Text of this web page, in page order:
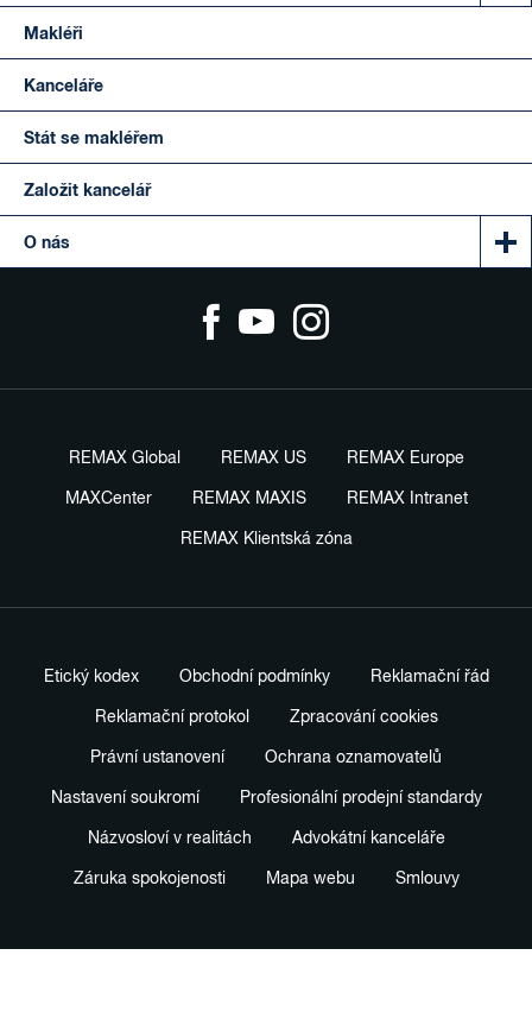
Makléři
Kanceláře
Stát se makléřem
Založit kancelář
O nás
REMAX Global REMAX US REMAX Europe
MAXCenter REMAX MAXIS REMAX Intranet
REMAX Klientská zóna
Etický kodex Obchodní podmínky Reklamační řád
Reklamační protokol Zpracování cookies
Právní ustanovení Ochrana oznamovatelů
Nastavení soukromí Profesionální prodejní standardy
Názvosloví v realitách Advokátní kanceláře
Záruka spokojenosti Mapa webu Smlouvy